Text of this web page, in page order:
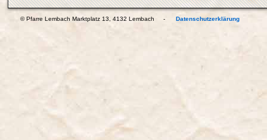
© Pfarre Lembach Marktplatz 13, 4132 Lembach - Datenschutzerklärung